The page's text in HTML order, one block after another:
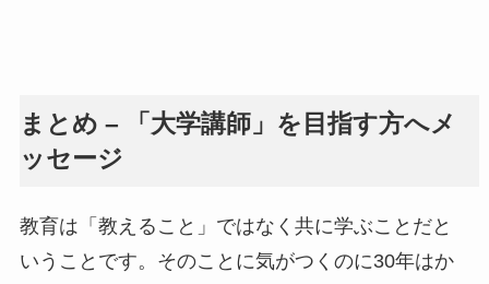
まとめ – 「大学講師」を目指す方へメ
ッセージ
教育は「教えること」ではなく共に学ぶことだと
いうことです。そのことに気がつくのに30年はか